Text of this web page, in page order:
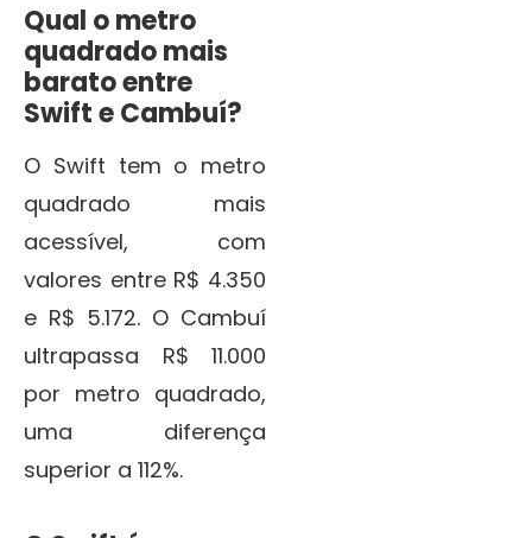
Qual o metro
quadrado mais
barato entre
Swift e Cambuí?
O Swift tem o metro
quadrado mais
acessível, com
valores entre R$ 4.350
e R$ 5.172. O Cambuí
ultrapassa R$ 11.000
por metro quadrado,
uma diferença
superior a 112%.